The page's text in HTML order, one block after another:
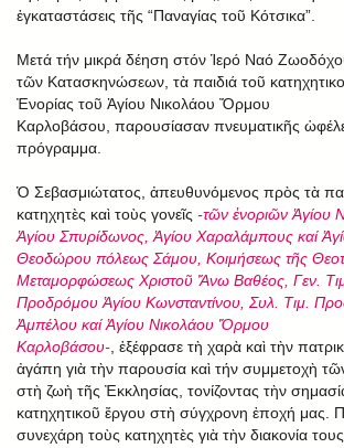
ἐγκαταστάσεις τῆς “Παναγίας τοῦ Κότσικα”.
Μετά τήν μικρά δέηση στόν Ἱερό Ναό
τῶν Κατασκηνώσεων, τὰ παιδιά τοῦ
Ἐνορίας τοῦ Ἁγίου Νικολάου Ὄρμου
Καρλοβάσου, παρουσίασαν πνευματικῆς
πρόγραμμα.
Ὁ Σεβασμιώτατος, ἀπευθυνόμενος πρὸς τὰ
κατηχητὲς καὶ τοὺς γονεῖς -τῶν ἐνοριῶν Ἁγίου
Ἁγίου Σπυρίδωνος, Ἁγίου Χαραλάμπους καί
Θεοδώρου πόλεως Σάμου, Κοιμήσεως τῆς
Μεταμορφώσεως Χριστοῦ Ἄνω Βαθέος, Γεν.
Προδρόμου Ἁγίου Κωνσταντίνου, Συλ. Τιμ.
Ἀμπέλου καί Ἁγίου Νικολάου Ὄρμου
Καρλοβάσου- , ἐξέφρασε τὴ χαρὰ καὶ τὴν
ἀγάπη γιὰ τὴν παρουσία καὶ τήν συμμετοχὴ
στὴ ζωὴ τῆς Ἐκκλησίας, τονίζοντας τὴν
κατηχητικοῦ ἔργου στὴ σύγχρονη ἐποχή μας.
συνεχάρη τοὺς κατηχητὲς γιὰ τὴν διακονία